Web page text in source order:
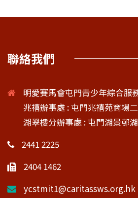
聯絡我們
明愛賽馬會屯門青少年綜合服
兆禧辦事處 : 屯門兆禧苑商場
湖翠樓分辦事處 : 屯門湖景邨
2441 2225
2404 1462
ycstmit1@caritassws.org.hk